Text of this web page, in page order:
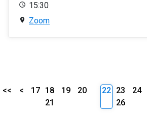
15:30
Zoom
<< < 17 18 19
20
21
22 23 24
26